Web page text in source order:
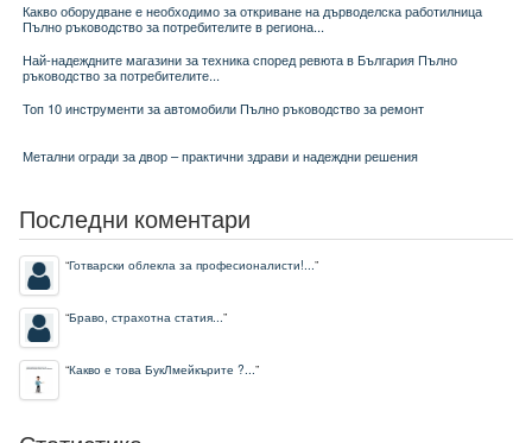
Какво оборудване е необходимо за откриване на дърводелска работилница
Пълно ръководство за потребителите в региона...
Най-надеждните магазини за техника според ревюта в България Пълно
ръководство за потребителите...
Топ 10 инструменти за автомобили Пълно ръководство за ремонт
Метални огради за двор – практични здрави и надеждни решения
Последни коментари
“Готварски облекла за професионалисти!...”
“Браво, страхотна статия...”
“Какво е това БукЛмейкърите ?...”